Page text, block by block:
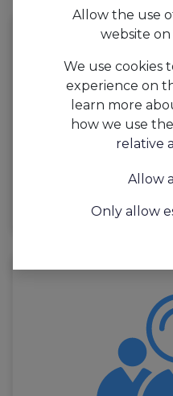
Allow the use
website
We use cookies
experience on
learn more
how we use
relative
Allow
Only allow